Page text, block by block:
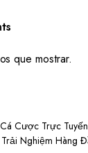
que mostrar.
Cược Trực
Nghiệm Hàng